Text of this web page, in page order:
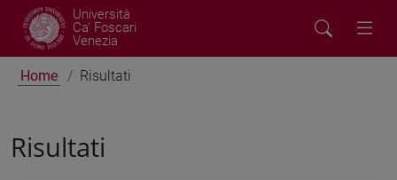
Università
Ca' Foscari
Venezia
Home Risultati
Risultati